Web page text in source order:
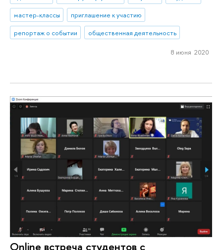
мастер-классы
приглашение к участию
репортаж о событии
общественная деятельность
8 июня 2020
Online встреча студентов с